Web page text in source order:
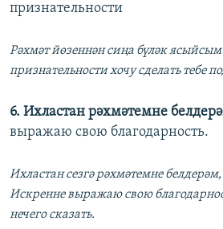
признательности
Рәхмәт йөзеннән сиңа бүләк ясыйсым
признательности хочу сделать тебе
6. Ихластан рәхмәтемне
выражаю свою благодарность.
Ихластан сезгә рәхмәтемне
Искренне выражаю свою
нечего сказать.